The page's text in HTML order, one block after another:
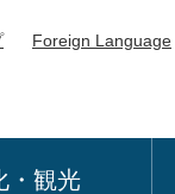
Foreign Language
・観光